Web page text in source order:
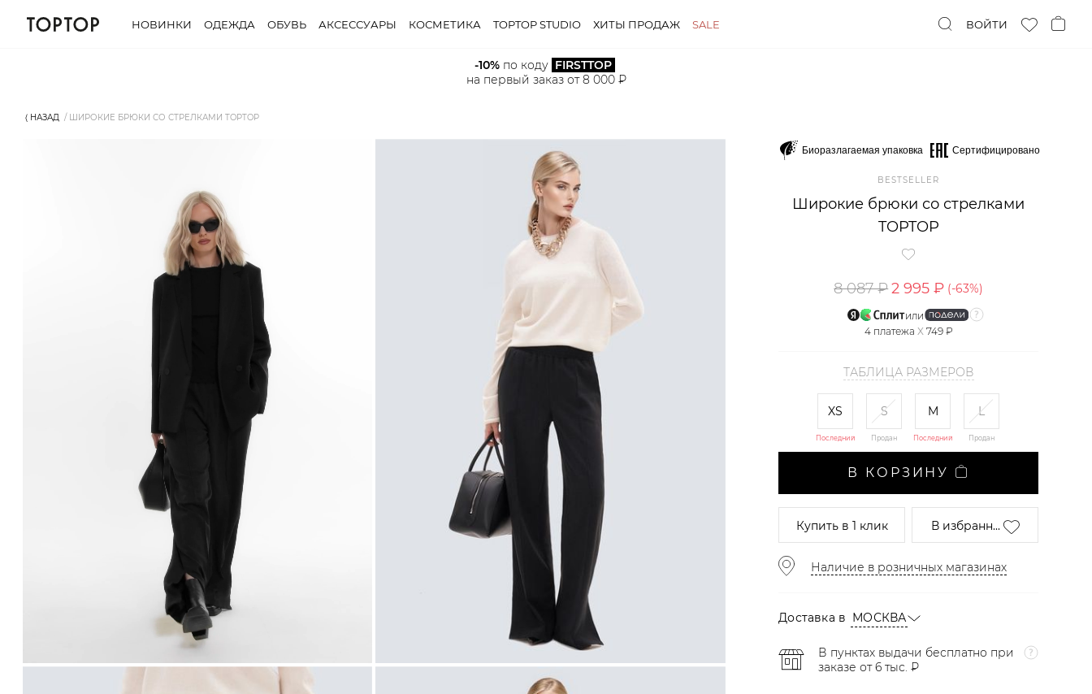
НОВИНКИ ОДЕЖДА ОБУВЬ АКСЕССУАРЫ КОСМЕТИКА TOPTOP STUDIO ХИТЫ ПРОДАЖ SALE ВОЙТИ
-10% по коду FIRSTTOP
на первый заказ от 8 000 ₽
⟨ НАЗАД ШИРОКИЕ БРЮКИ СО СТРЕЛКАМИ TOPTOP
Биоразлагаемая упаковка Сертифицировано
BESTSELLER
Широкие брюки со стрелками
TOPTOP
8 087 ₽2 995 ₽ (-63%)
или
4 платежа X 749 ₽
ТАБЛИЦА РАЗМЕРОВ
XS
Последний
S
Продан
M
Последний
L
Продан
В КОРЗИНУ
Купитьв 1 клик В избранн...
Наличие в розничных магазинах
Доставка в МОСКВА
В пунктах выдачи бесплатно при
заказе от 6 тыс. ₽